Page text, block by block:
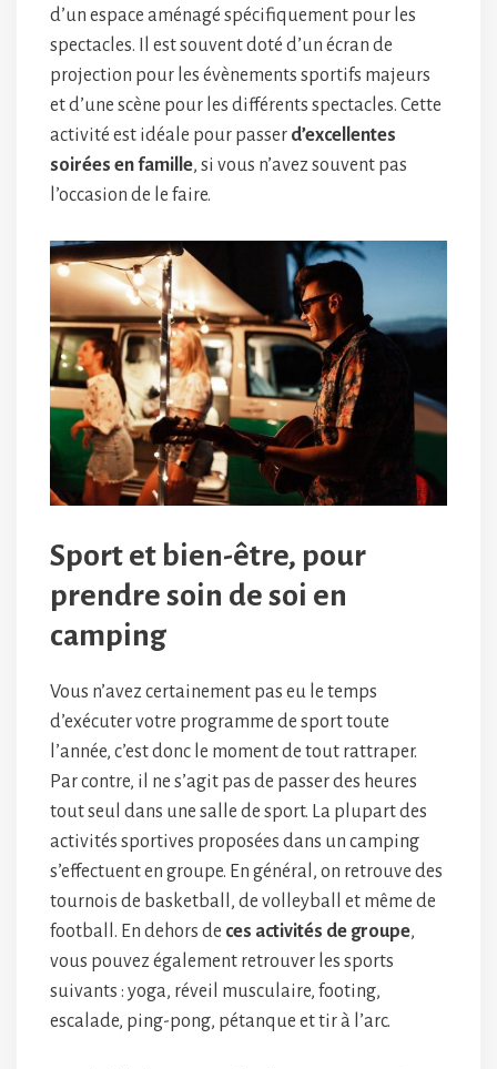
d’un espace aménagé spécifiquement pour les
spectacles. Il est souvent doté d’un écran de
projection pour les évènements sportifs majeurs
et d’une scène pour les différents spectacles. Cette
activité est idéale pour passer d’excellentes
soirées en famille, si vous n’avez souvent pas
l’occasion de le faire.
Sport et bien-être, pour
prendre soin de soi en
camping
Vous n’avez certainement pas eu le temps
d’exécuter votre programme de sport toute
l’année, c’est donc le moment de tout rattraper.
Par contre, il ne s’agit pas de passer des heures
tout seul dans une salle de sport. La plupart des
activités sportives proposées dans un camping
s’effectuent en groupe. En général, on retrouve des
tournois de basketball, de volleyball et même de
football. En dehors de ces activités de groupe,
vous pouvez également retrouver les sports
suivants : yoga, réveil musculaire, footing,
escalade, ping-pong, pétanque et tir à l’arc.